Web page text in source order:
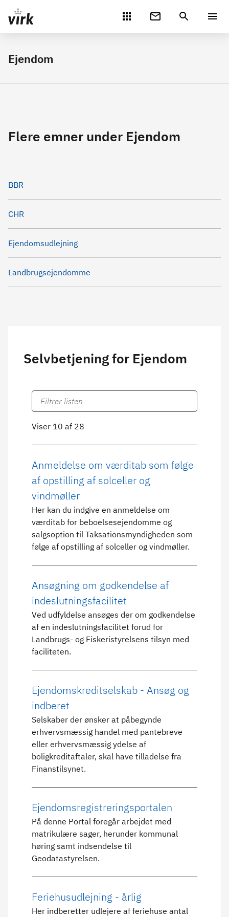
Gå direkte til indhold
Ejendom
Flere emner under Ejendom
BBR
CHR
Ejendomsudlejning
Landbrugsejendomme
Selvbetjening for Ejendom
Viser 10 af 28
Anmeldelse om værditab som følge
af opstilling af solceller og
vindmøller
Her kan du indgive en anmeldelse om
værditab for beboelsesejendomme og
salgsoption til Taksationsmyndigheden som
følge af opstilling af solceller og vindmøller.
Ansøgning om godkendelse af
indeslutningsfacilitet
Ved udfyldelse ansøges der om godkendelse
af en indeslutningsfacilitet forud for
Landbrugs- og Fiskeristyrelsens tilsyn med
faciliteten.
Ejendomskreditselskab - Ansøg og
indberet
Selskaber der ønsker at påbegynde
erhvervsmæssig handel med pantebreve
eller erhvervsmæssig ydelse af
boligkreditaftaler, skal have tilladelse fra
Finanstilsynet.
Ejendomsregistreringsportalen
På denne Portal foregår arbejdet med
matrikulære sager, herunder kommunal
høring samt indsendelse til
Geodatastyrelsen.
Feriehusudlejning - årlig
Her indberetter udlejere af feriehuse antal